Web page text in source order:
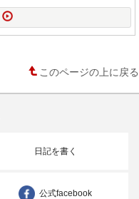
このページの上に戻る
日記を書く
公式facebook